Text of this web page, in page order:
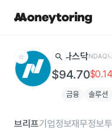
star search 나스닥NDAQ
$94.70
금융 솔루션
브리프기업정보재무정보